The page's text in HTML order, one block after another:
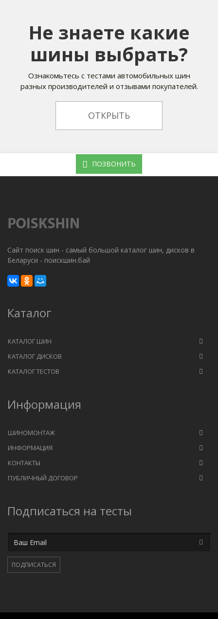
Не знаете какие
шины выбрать?
Ознакомьтесь с тестами автомобильных шин
разных производителей и отзывами покупателей.
ОТКРЫТЬ
ПОЗВОНИТЬ
Сайт поиск шин - самый большой каталог шин, дисков в
Беларуси - поискшин.бай
Каталог
КАТАЛОГ ШИН
КАТАЛОГ ДИСКОВ
КАТАЛОГ ТЕСТОВ
Информация
ШИНОМОНТАЖ
ИНФОРМАЦИЯ
КОНТАКТЫ
ПУБЛИЧНЫЙ ДОГОВОР
Подписаться на тесты
ПОДПИСАТЬСЯ